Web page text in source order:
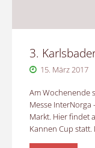
3.
15. März 2017
Am Wochenende
Messe InterNorga
Markt. Hier findet
Kannen Cup